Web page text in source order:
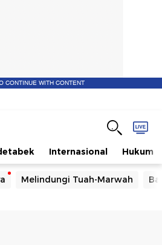
CONTINUE WITH CONTENT
Internasional Hukum
Melindungi Tuah-Marwah